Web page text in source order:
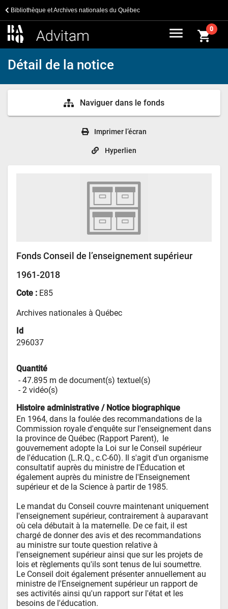
Bibliothèque et Archives nationales du Québec
menu shopping_cart0
Détail de la notice
Naviguer dans le fonds
Imprimer l’écran
Hyperlien
Fonds Conseil de l’enseignement supérieur
1961-2018
Cote : E85
Archives nationales à Québec
Id
296037
Quantité
- 47.895 m de document(s) textuel(s)
- 2 vidéo(s)
Histoire administrative / Notice biographique
En 1964, dans la foulée des recommandations de la
Commission royale d'enquête sur l'enseignement dans
la province de Québec (Rapport Parent),  le
gouvernement adopte la Loi sur le Conseil supérieur
de l'éducation (L.R.Q., c.C-60). Il s'agit d'un organisme
consultatif auprès du ministre de l'Éducation et
également auprès du ministre de l'Enseignement
supérieur et de la Science à partir de 1985.
Le mandat du Conseil couvre maintenant uniquement
l'enseignement supérieur, contrairement à auparavant
où cela débutait à la maternelle. De ce fait, il est
chargé de donner des avis et des recommandations
au ministre sur toute question relative à
l'enseignement supérieur ainsi que sur les projets de
lois et règlements qu'ils sont tenus de lui soumettre.
Le Conseil doit également présenter annuellement au
ministre de l'Enseignement supérieur un rapport de
ses activités ainsi qu'un rapport sur l'état et les
besoins de l'éducation.